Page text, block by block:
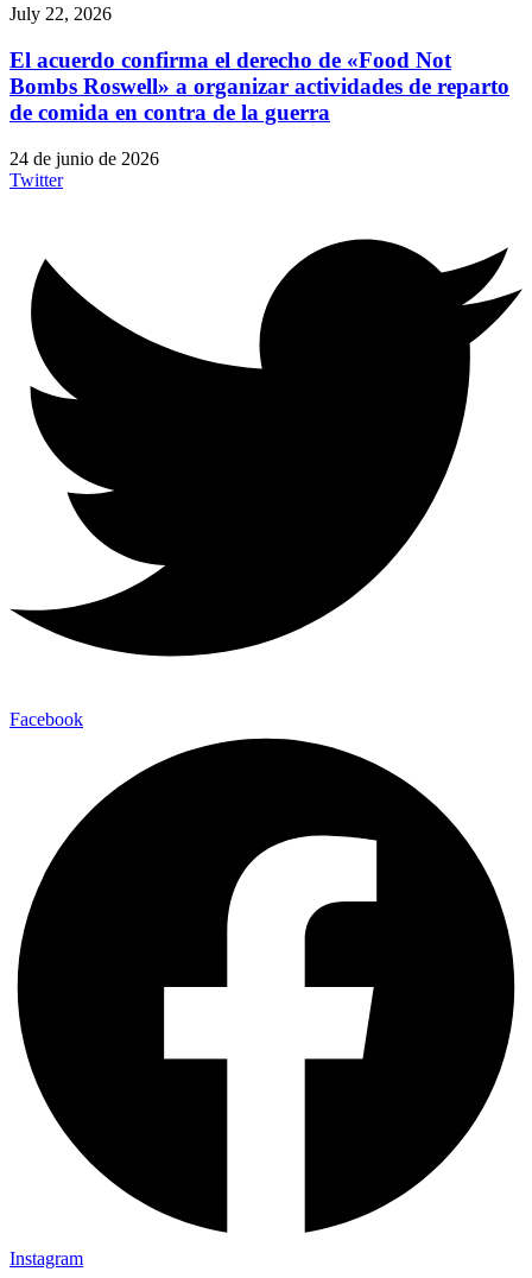
July 22, 2026
El acuerdo confirma el derecho de «Food Not
Bombs Roswell» a organizar actividades de reparto
de comida en contra de la guerra
24 de junio de 2026
Twitter
Facebook
Instagram